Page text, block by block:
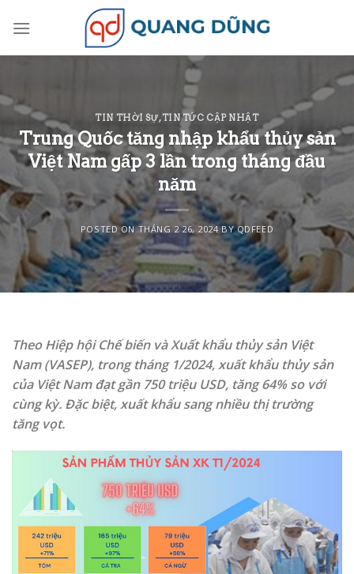
TIN THỜI SỰ,TIN TỨC CẬP NHẬT
Trung Quốc tăng nhập khẩu thủy sản
Việt Nam gấp 3 lần trong tháng đầu
năm
POSTED ONTHÁNG 2 26, 2024BYQDFEED
Theo Hiệp hội Chế biến và Xuất khẩu thủy sản Việt
Nam (VASEP), trong tháng 1/2024, xuất khẩu thủy sản
của Việt Nam đạt gần 750 triệu USD, tăng 64% so với
cùng kỳ. Đặc biệt, xuất khẩu sang nhiều thị trường
tăng vọt.